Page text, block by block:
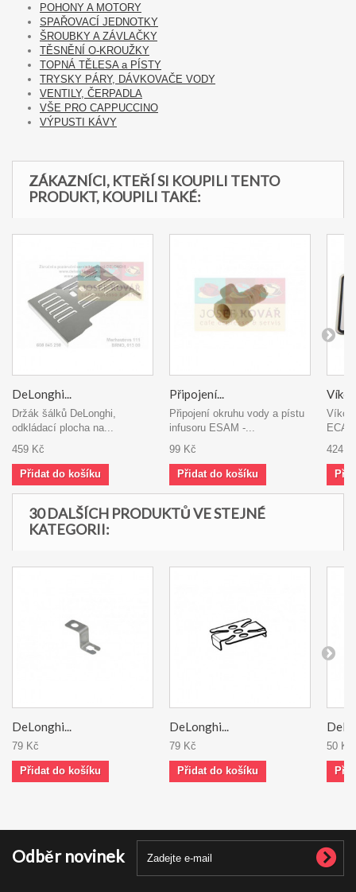
POHONY A MOTORY
SPAŘOVACÍ JEDNOTKY
ŠROUBKY A ZÁVLAČKY
TĚSNĚNÍ O-KROUŽKY
TOPNÁ TĚLESA a PÍSTY
TRYSKY PÁRY, DÁVKOVAČE VODY
VENTILY, ČERPADLA
VŠE PRO CAPPUCCINO
VÝPUSTI KÁVY
ZÁKAZNÍCI, KTEŘÍ SI KOUPILI TENTO
PRODUKT, KOUPILI TAKÉ:
DeLonghi...
Držák šálků DeLonghi,
odkládací plocha na...
459 Kč
Přidat do košíku
Připojení...
Připojení okruhu vody a pístu
infusoru ESAM -...
99 Kč
Přidat do košíku
Víko
424
30 DALŠÍCH PRODUKTŮ VE STEJNÉ
KATEGORII:
DeLonghi...
79 Kč
Přidat do košíku
DeLonghi...
79 Kč
Přidat do košíku
50 Kč
Odběr novinek